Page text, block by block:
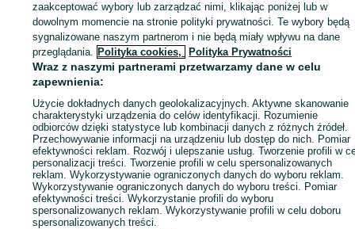
ID:1066844655 Wyświetlenia:
zaakceptować wybory lub zarządzać nimi, klikając poniżej lub w
dowolnym momencie na stronie polityki prywatności. Te wybory będą
sygnalizowane naszym partnerom i nie będą miały wpływu na dane
przeglądania. Polityka cookies, Polityka Prywatności
Wraz z naszymi partnerami przetwarzamy dane w celu
zapewnienia:
Użycie dokładnych danych geolokalizacyjnych. Aktywne skanowanie
charakterystyki urządzenia do celów identyfikacji. Rozumienie
odbiorców dzięki statystyce lub kombinacji danych z różnych źródeł.
Przechowywanie informacji na urządzeniu lub dostęp do nich. Pomiar
efektywności reklam. Rozwój i ulepszanie usług. Tworzenie profili w
personalizacji treści. Tworzenie profili w celu spersonalizowanych
reklam. Wykorzystywanie ograniczonych danych do wyboru reklam.
Wykorzystywanie ograniczonych danych do wyboru treści. Pomiar
efektywności treści. Wykorzystanie profili do wyboru
spersonalizowanych reklam. Wykorzystywanie profili w celu doboru
spersonalizowanych treści.